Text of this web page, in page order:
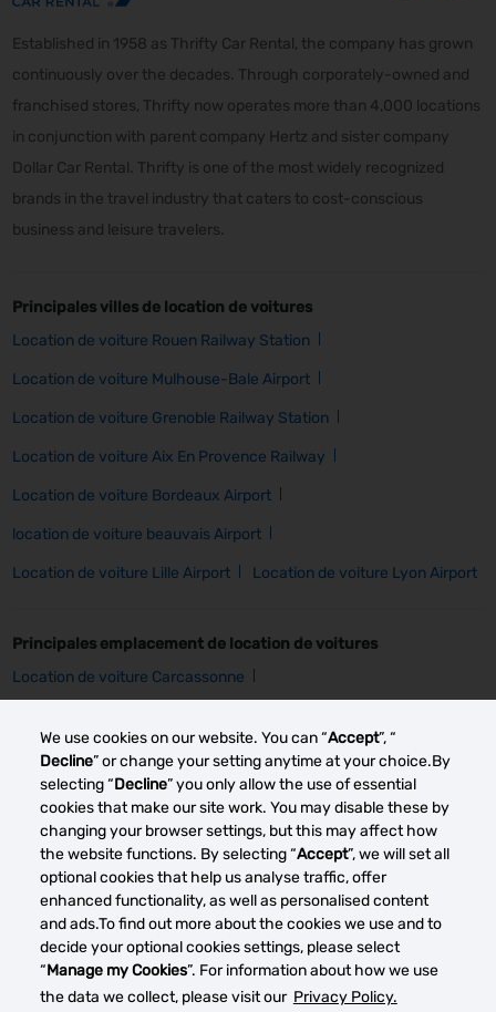
We use cookies on our website. You can “Accept”, “
Decline” or change your setting anytime at your choice.By
selecting “Decline” you only allow the use of essential
cookies that make our site work. You may disable these by
changing your browser settings, but this may affect how
the website functions. By selecting “Accept”, we will set all
optional cookies that help us analyse traffic, offer
enhanced functionality, as well as personalised content
and ads.To find out more about the cookies we use and to
decide your optional cookies settings, please select
“Manage my Cookies”. For information about how we use
the data we collect, please visit our Privacy Policy.
Established in 1958 as Thrifty Car Rental, the company has grown
continuously over the decades. Through corporately-owned and
franchised stores, Thrifty now operates more than 4,000 locations
in conjunction with parent company Hertz and sister company
Dollar Car Rental. Thrifty is one of the most widely recognized
brands in the travel industry that caters to cost-conscious
business and leisure travelers.
Principales villes de location de voitures
Location de voiture Rouen Railway Station
Location de voiture Mulhouse-Bale Airport
Location de voiture Grenoble Railway Station
Location de voiture Aix En Provence Railway
Location de voiture Bordeaux Airport
location de voiture beauvais Airport
Location de voiture Lille Airport Location de voiture Lyon Airport
Principales emplacement de location de voitures
Location de voiture Carcassonne
Location de voiture Angers Location de voiture Lille
Location de voiture Lyon location de voiture Paris
location de voiture Vannes
Other car rental markets